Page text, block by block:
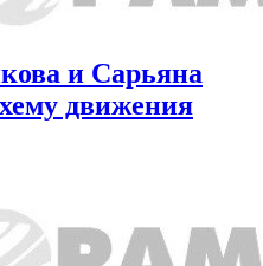
и Сарьяна
движения